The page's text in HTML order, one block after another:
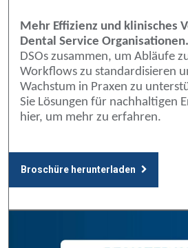
Mehr Effizienz und klinisches
Dental Service Organisationen.
DSOs zusammen, um Abläufe
Workflows zu standardisieren
Wachstum in Praxen zu
Sie Lösungen für nachhaltigen
hier, um mehr zu erfahren.
Broschüre herunterladen